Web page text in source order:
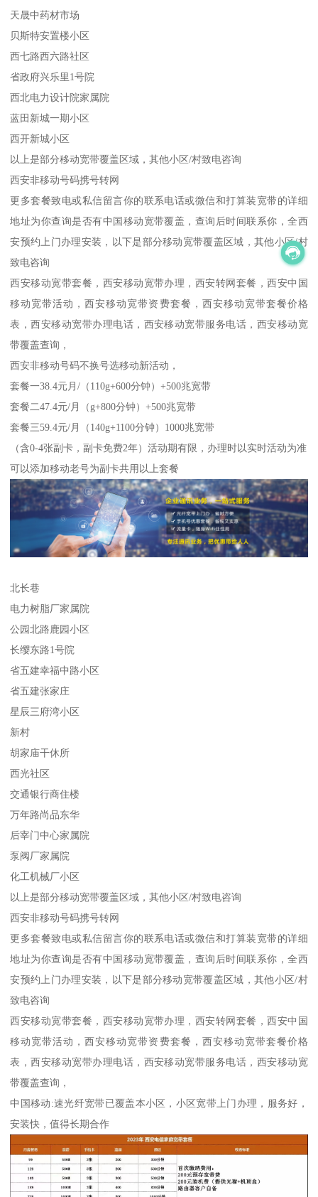
天晟中药材市场
贝斯特安置楼小区
西七路西六路社区
省政府兴乐里1号院
西北电力设计院家属院
蓝田新城一期小区
西开新城小区
以上是部分移动宽带覆盖区域，其他小区/村致电咨询
西安非移动号码携号转网
更多套餐致电或私信留言你的联系电话或微信和打算装宽带的详细
地址为你查询是否有中国移动宽带覆盖，查询后时间联系你，全西
安预约上门办理安装，以下是部分移动宽带覆盖区域，其他小区/村
致电咨询
西安移动宽带套餐，西安移动宽带办理，西安转网套餐，西安中国
移动宽带活动，西安移动宽带资费套餐，西安移动宽带套餐价格
表，西安移动宽带办理电话，西安移动宽带服务电话，西安移动宽
带覆盖查询，
西安非移动号码不换号选移动新活动，
套餐一38.4元月/（110g+600分钟）+500兆宽带
套餐二47.4元/月（g+800分钟）+500兆宽带
套餐三59.4元/月（140g+1100分钟）1000兆宽带
（含0-4张副卡，副卡免费2年）活动期有限，办理时以实时活动为准
可以添加移动老号为副卡共用以上套餐
北长巷
电力树脂厂家属院
公园北路鹿园小区
长缨东路1号院
省五建幸福中路小区
省五建张家庄
星辰三府湾小区
新村
胡家庙干休所
西光社区
交通银行商住楼
万年路尚品东华
后宰门中心家属院
泵阀厂家属院
化工机械厂小区
以上是部分移动宽带覆盖区域，其他小区/村致电咨询
西安非移动号码携号转网
更多套餐致电或私信留言你的联系电话或微信和打算装宽带的详细
地址为你查询是否有中国移动宽带覆盖，查询后时间联系你，全西
安预约上门办理安装，以下是部分移动宽带覆盖区域，其他小区/村
致电咨询
西安移动宽带套餐，西安移动宽带办理，西安转网套餐，西安中国
移动宽带活动，西安移动宽带资费套餐，西安移动宽带套餐价格
表，西安移动宽带办理电话，西安移动宽带服务电话，西安移动宽
带覆盖查询，
中国移动:速光纤宽带已覆盖本小区，小区宽带上门办理，服务好，
安装快，值得长期合作